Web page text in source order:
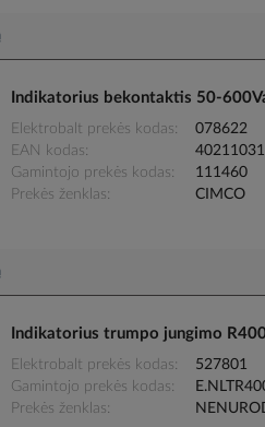
Indikatorius bekontaktis 50-
Elektrobalt prekės kodas
078622
EAN kodas
Gamintojo prekės kodas
111460
Prekės ženklas
CIMCO
Indikatorius trumpo jungimo
Elektrobalt prekės kodas
527801
Gamintojo prekės kodas
Prekės ženklas